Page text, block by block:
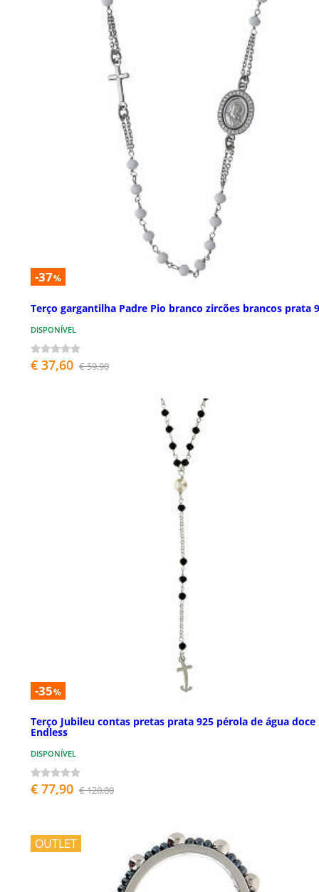
-37%
Terço gargantilha Padre Pio branco zircões brancos prata
DISPONÍVEL
€ 37,60 € 59,90
-35%
Terço Jubileu contas pretas prata 925 pérola de água doce
Endless
DISPONÍVEL
€ 77,90 € 120,00
OUTLET